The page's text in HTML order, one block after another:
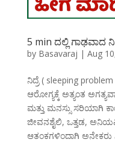
5 min ದಲ್ಲಿ ಗಾಢವಾದ
by Basavaraj | Aug
ನಿದ್ರೆ ( sleeping
ಆರೋಗ್ಯಕ್ಕೆ ಅತ್ಯಂತ
ಮತ್ತು ಮನಸ್ಸು ಸರಿಯಾಗಿ
ಜೀವನಶೈಲಿ, ಒತ್ತಡ,
ಆತಂಕಗಳಿಂದಾಗಿ ಅನೇಕರು